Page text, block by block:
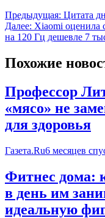
Предыдущая: Цитата
Далее: Xiaomi оценила
на 120 Гц дешевле 7
Похожие
Профессор
«мясо» не
для здоровья
Газета.Ru6 месяцев
Фитнес дома:
в день им
идеальную